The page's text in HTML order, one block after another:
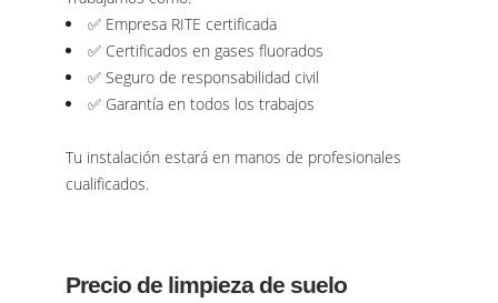
✅ Empresa RITE certificada
✅ Certificados en gases fluorados
✅ Seguro de responsabilidad civil
✅ Garantía en todos los trabajos
Tu instalación estará en manos de profesionales
cualificados.
Precio de limpieza de suelo